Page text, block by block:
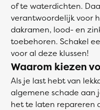
of te waterdichten.
verantwoordelijk voor
dakramen, lood- en
toebehoren. Schakel
voor al deze klussen!
Waarom kiezen
Als je last hebt van
algemene schade aan
het te laten repareren